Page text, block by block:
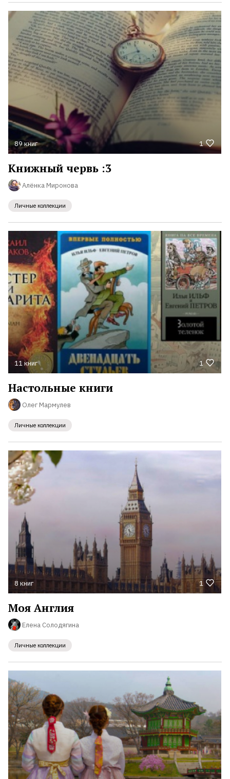
89 книг 1
Книжный червь :3
Алёнка Миронова
Личные коллекции
11 книг 1
Настольные книги
Олег Мармулев
Личные коллекции
8 книг 1
Моя Англия
Елена Солодягина
Личные коллекции